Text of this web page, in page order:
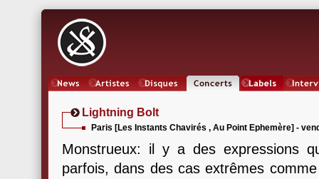
Lightning Bolt
Paris [Les Instants Chavirés , Au Point Ephemère] -
Monstrueux: il y a des expressions
parfois, dans des cas extrêmes